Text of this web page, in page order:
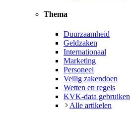
Thema
Duurzaamheid
Geldzaken
Internationaal
Marketing
Personeel
Veilig zakendoen
Wetten en regels
KVK-data gebruiken
Alle artikelen